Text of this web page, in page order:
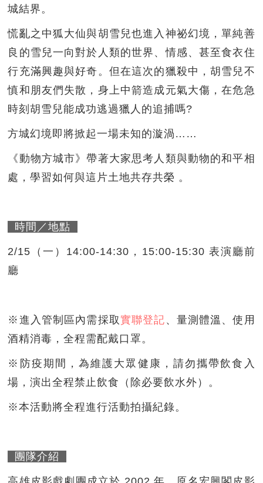
城結界。
慌亂之中狐大仙與胡雪兒也進入神祕幻境，單純善
良的雪兒一向對於人類的世界、情感、甚至食衣住
行充滿興趣與好奇。但在這次的獵殺中，胡雪兒不
慎和朋友們失散，身上中箭造成元氣大傷，在危急
時刻胡雪兒能成功逃過獵人的追捕嗎?
方城幻境即將掀起一場未知的漩渦……
《動物方城市》帶著大家思考人類與動物的和平相
處，學習如何與這片土地共存共榮 。
時間／地點
2/15（一）14:00-14:30，15:00-15:30 表演廳前
廳
※進入管制區內需採取實聯登記 、量測體溫、使用
酒精消毒，全程需配戴口罩。
※防疫期間，為維護大眾健康，請勿攜帶飲食入
場，演出全程禁止飲食（除必要飲水外）。
※本活動將全程進行活動拍攝紀錄。
團隊介紹